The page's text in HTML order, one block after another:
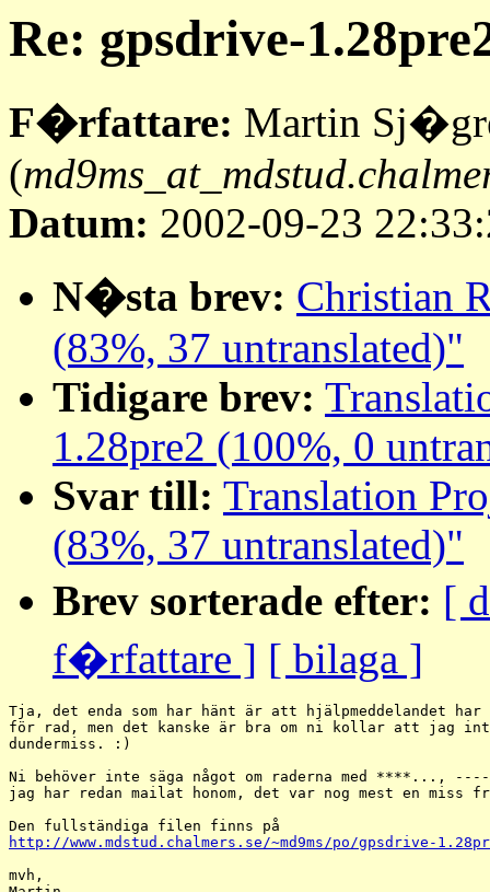
Re: gpsdrive-
F�rfattare: Martin
(
Datum: 2002-09-23
N�sta brev: Christian
(83%, 37 untranslated)"
Tidigare brev:
1.28pre2 (100%, 0
Svar till: Translation
(83%, 37 untranslated)"
Brev sorterade efter: [
f�rfattare ] [ bilaga ]
Tja, det enda som har hänt är att hjälpmeddelandet har
för rad, men det kanske är bra om ni kollar att jag
dundermiss. :)
Ni behöver inte säga något om raderna med ****...,
jag har redan mailat honom, det var nog mest en miss
http://www.mdstud.chalmers.se/~md9ms/po/gpsdrive-
mvh,